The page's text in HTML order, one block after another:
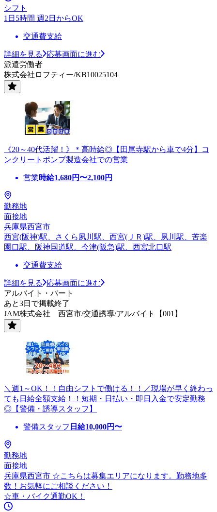
シフト
1日5時間 週2日からOK
交通費支給
詳細を見る
応募画面に進む
派遣労働者
株式会社ロフティー/KB10025104
《20～40代活躍！》＊高時給◎【田尾寺駅から車で4分】コ
ンクリートポンプ製造会社での営業
営業時給1,680円〜2,100円
勤務地
面接地
兵庫県西宮市
西宮(阪神)駅、さくら夙川駅、西宮(ＪＲ)駅、夙川駅、苦楽
園口駅、阪神国道駅、今津(阪急)駅、西宮北口駅
交通費支給
詳細を見る
応募画面に進む
アルバイト・パート
あと3日で掲載終了
JAM株式会社 西宮市/交通誘導/アルバイト【001】
＼週1～OK！！自由シフトで働ける！！／現場が早く終わっ
ても日給全額支給！！短期・日払い・即日入金で安定勤務
◎【警備・誘導スタッフ】
警備スタッフ 日給10,000円〜
勤務地
面接地
兵庫県西宮市 ☆こちらは募集エリアになります。勤務地多
数！お気軽にご相談ください！
☆車・バイク通勤OK！